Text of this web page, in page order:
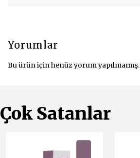
Yorumlar
Bu ürün için henüz yorum yapılmamış.
Çok Satanlar